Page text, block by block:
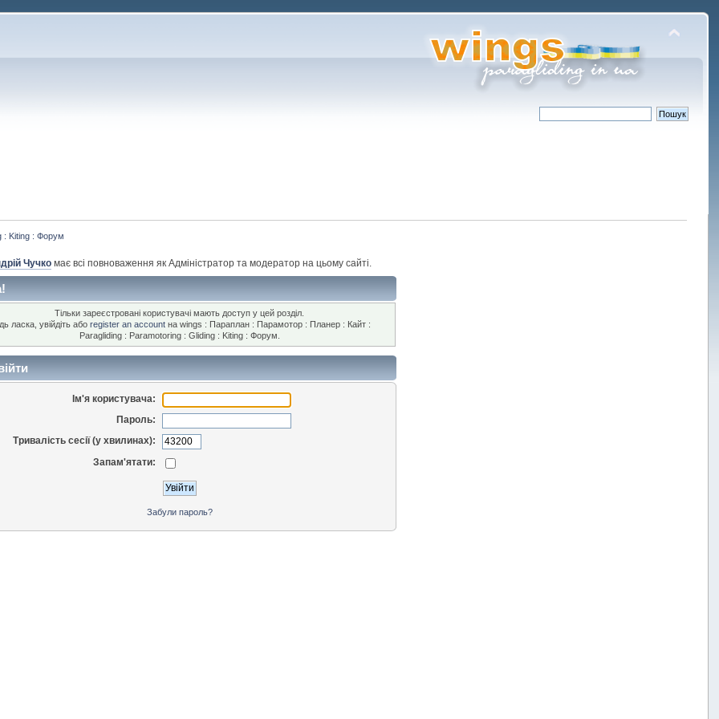
: Kiting : Форум
Чучкомає всі повноваження як Адміністратор та модератор на цьому сайті.
Тільки зареєстровані користувачі мають доступ у цей розділ.
ласка, увійдіть або register an accountна wings : Параплан : Парамотор : Планер : Кайт :
Paragliding : Paramotoring : Gliding : Kiting : Форум.
Ім'я користувача:
Пароль:
Тривалість сесії (у хвилинах):
Запам'ятати:
Забули пароль?